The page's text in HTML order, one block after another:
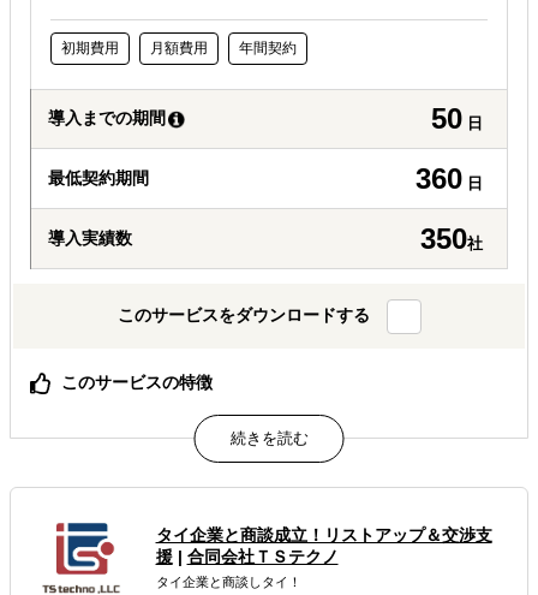
初期費用 月額費用 年間契約
導入までの期間 50 日
最低契約期間 360 日
導入実績数 350社
このサービスをダウンロードする
このサービスの特徴
国内EC・越境ECの現状、GMOグローバルECの実績と強
み、ECサイト構築・海外モール出店、伴走サポートなど越
境ECサービスについてご紹介しています。
海外ECモール出品代行 海外向けECサイト構築
タイ企業と商談成立！リストアップ＆交渉支
援| 合同会社ＴＳテクノ
タイ企業と商談しタイ！